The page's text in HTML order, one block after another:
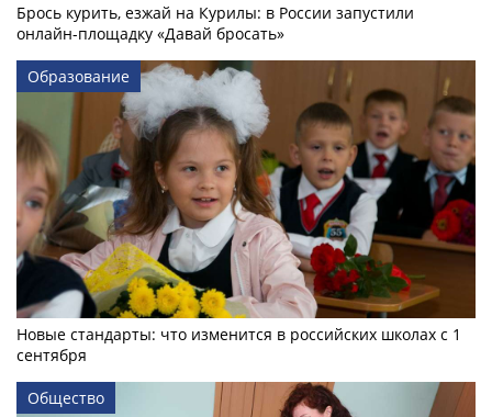
Брось курить, езжай на Курилы: в России запустили
онлайн-­площадку «Давай бросать»
Образование
Новые стандарты: что изменится в российских школах с 1
сентября
Общество